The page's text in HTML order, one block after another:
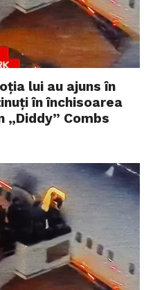
lui au ajuns în
în închisoarea
„Diddy” Combs